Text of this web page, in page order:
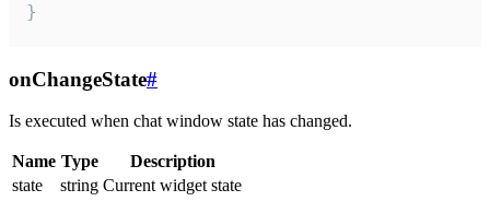
}
onChangeState#
Is executed when chat window state has changed.
Name Type
Description
state
string Current widget state